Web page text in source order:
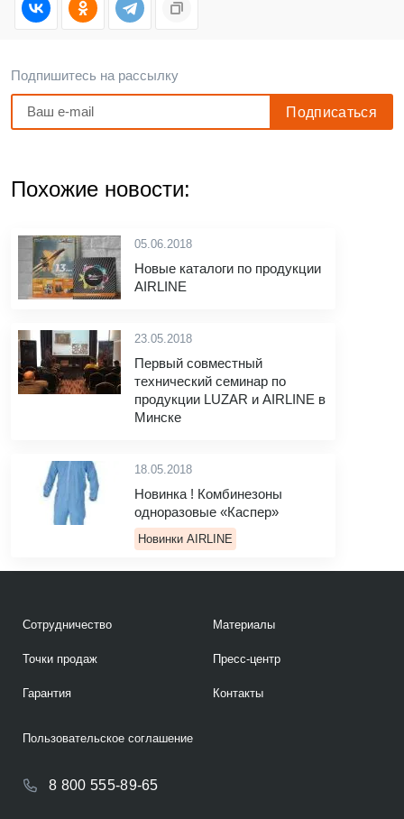
Подпишитесь на рассылку
Похожие новости:
05.06.2018
Новые каталоги по продукции
AIRLINE
23.05.2018
Первый совместный
технический семинар по
продукции LUZAR и AIRLINE в
Минске
18.05.2018
Новинка ! Комбинезоны
одноразовые «Каспер»
Новинки AIRLINE
Сотрудничество
Точки продаж
Гарантия
Материалы
Пресс-центр
Контакты
8 800 555-89-65
Пользовательское соглашение